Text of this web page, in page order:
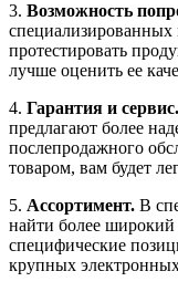
3. Возможность
специализированных
протестировать
лучше оценить ее
4. Гарантия и сервис.
предлагают более
послепродажного
товаром, вам будет
5. Ассортимент. В
найти более
специфические
крупных